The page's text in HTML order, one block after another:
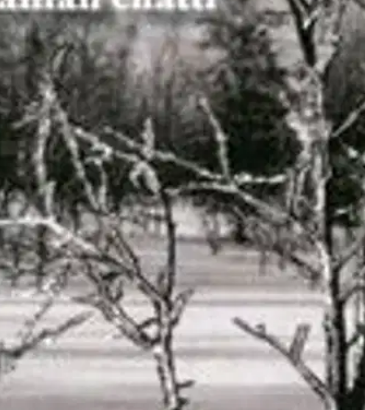
10 keskustelua elämän
Alk. 0 €
Postin pakettiautomaattiin tai